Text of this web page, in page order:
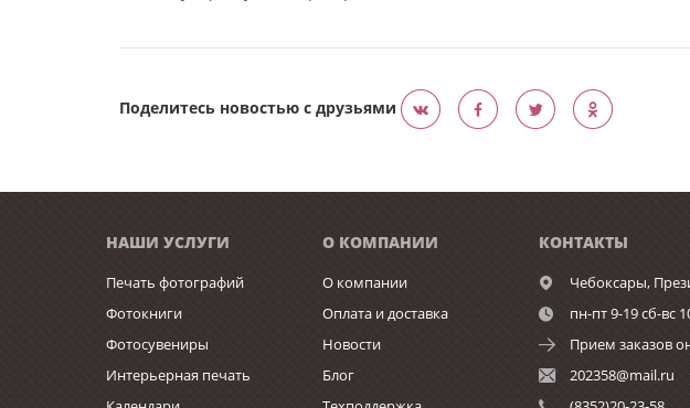
Поделитесь новостью с друзьями
НАШИ УСЛУГИ
Печать фотографий
Фотокниги
Фотосувениры
Интерьерная печать
О КОМПАНИИ
О компании
Оплата и доставка
Новости
Блог
КОНТАКТЫ
Чебоксары,
пн-пт 9-19 сб-вс
Прием заказов
202358@mail.ru